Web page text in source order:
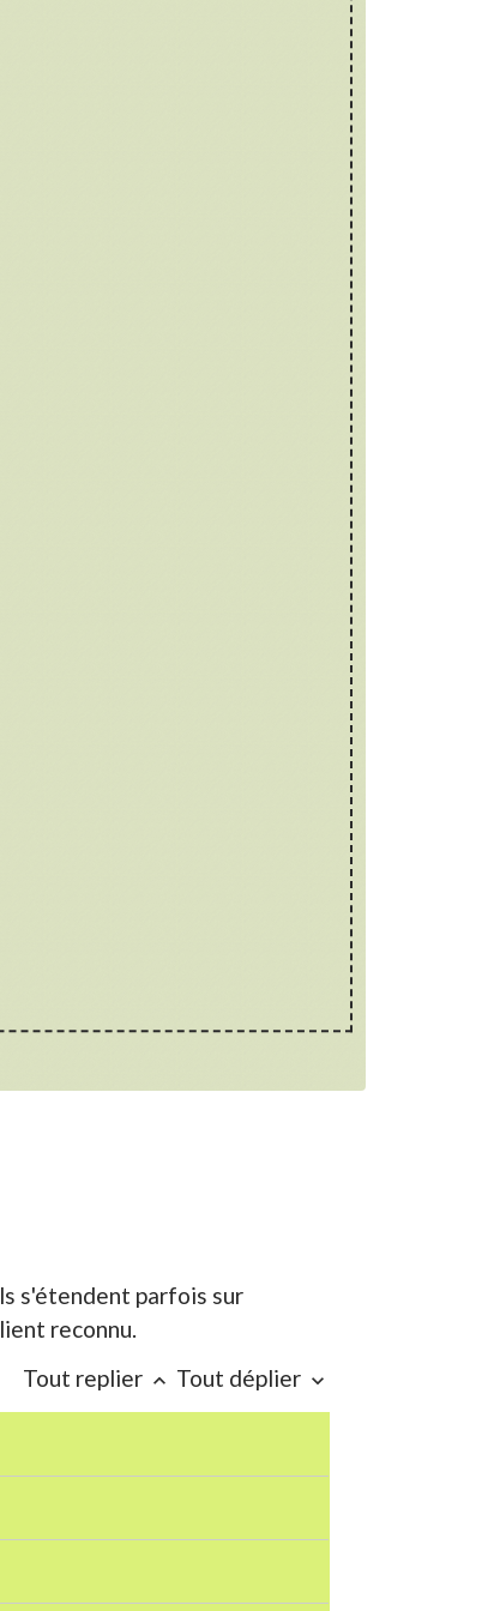
s'étendent parfois sur
reconnu.
Tout replier keyboard_arrow_up Tout déplier keyboard_arrow_down